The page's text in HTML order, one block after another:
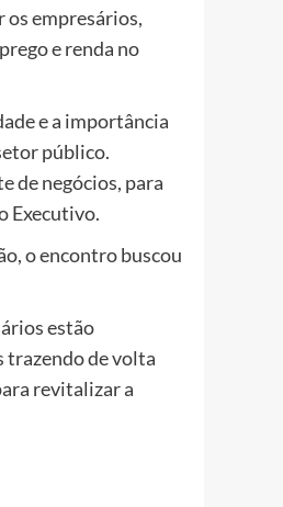
empresários,
e renda no
e a importância
público.
de negócios, para
Executivo.
o encontro buscou
estão
trazendo de volta
revitalizar a